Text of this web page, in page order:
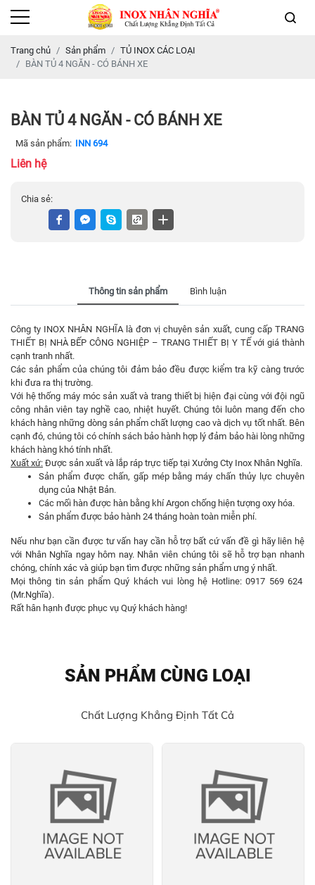
Trang chủ Sản phẩm
TỦ INOX CÁC LOẠI
BÀN TỦ 4 NGĂN - CÓ BÁNH XE
BÀN TỦ 4 NGĂN - CÓ BÁNH XE
Mã sản phẩm: INN 694
Liên hệ
Chia sẻ:
Thông tin sản phẩm Bình luận
Công ty INOX NHÂN NGHĨA là đơn vị chuyên sản xuất, cung cấp TRANG
THIẾT BỊ NHÀ BẾP CÔNG NGHIỆP – TRANG THIẾT BỊ Y TẾ với giá thành
cạnh tranh nhất.
Các sản phẩm của chúng tôi đảm bảo đều được kiểm tra kỹ càng trước
khi đưa ra thị trường.
Với hệ thống máy móc sản xuất và trang thiết bị hiện đại cùng với đội ngũ
công nhân viên tay nghề cao, nhiệt huyết. Chúng tôi luôn mang đến cho
khách hàng những dòng sản phẩm chất lượng cao và dịch vụ tốt nhất. Bên
cạnh đó, chúng tôi có chính sách bảo hành hợp lý đảm bảo hài lòng những
khách hàng khó tính nhất.
Xuất xứ: Được sản xuất và lắp ráp trực tiếp tại Xưởng Cty Inox Nhân Nghĩa.
Sản phẩm được chấn, gấp mép bằng máy chấn thủy lực chuyên
dụng của Nhật Bản.
Các mối hàn được hàn bằng khí Argon chống hiện tượng oxy hóa.
Sản phẩm được bảo hành 24 tháng hoàn toàn miễn phí.
Nếu như bạn cần được tư vấn hay cần hỗ trợ bất cứ vấn đề gì hãy liên hệ
với Nhân Nghĩa ngay hôm nay. Nhân viên chúng tôi sẽ hỗ trợ bạn nhanh
chóng, chính xác và giúp bạn tìm được những sản phẩm ưng ý nhất.
Mọi thông tin sản phẩm Quý khách vui lòng hệ Hotline: 0917 569 624
(Mr.Nghĩa).
Rất hân hạnh được phục vụ Quý khách hàng!­
SẢN PHẨM CÙNG LOẠI
Chất Lượng Khẳng Định Tất Cả